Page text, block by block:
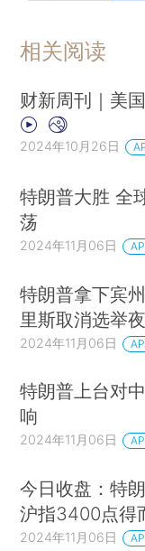
相关阅读
财新周刊｜美
2024年10月26日
特朗普大胜 全
荡
2024年11月06日
特朗普拿下宾
里斯取消选举
2024年11月06日
特朗普上台对
响
2024年11月06日
今日收盘：特
沪指3400点得
2024年11月06日